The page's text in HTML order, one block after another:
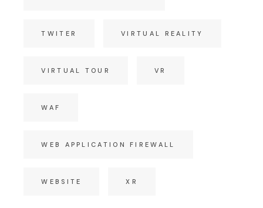
TWITER VIRTUAL REALITY
VIRTUAL TOUR VR
WAF
WEB APPLICATION FIREWALL
WEBSITE XR